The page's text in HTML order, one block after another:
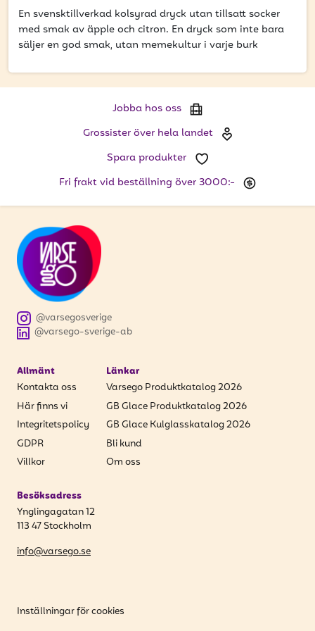
Ange din e-postadress nedan för att ta del av våra
nyheter och erbjudanden.
E-postadress
PRENUMERERA
En svensktillverkad kolsyrad dryck utan tillsatt socker
med smak av äpple och citron. En dryck som inte bara
säljer en god smak, utan memekultur i varje burk
Jobba hos oss
Grossister över hela landet
Spara produkter
Fri frakt vid beställning över 3000:-
@varsego-sverige-ab
@varsegosverige
Allmänt
Kontakta oss
Här finns vi
Integritetspolicy
GDPR
Villkor
Länkar
Varsego Produktkatalog 2026
GB Glace Produktkatalog 2026
GB Glace Kulglasskatalog 2026
Bli kund
Om oss
Besöksadress
Ynglingagatan 12
113 47 Stockholm
info@varsego.se
Inställningar för cookies